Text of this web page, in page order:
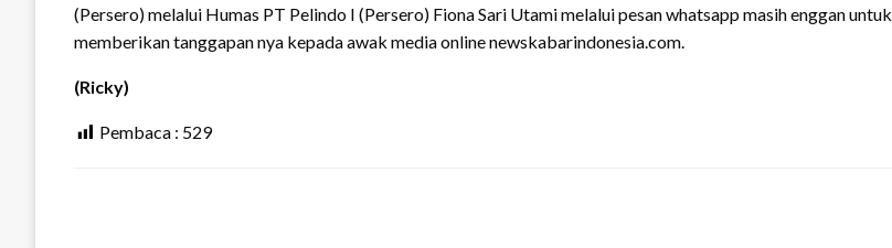
(Persero) melalui Humas PT Pelindo I (Persero) Fiona Sari Utami melalui pesan whatsapp masih enggan untuk
memberikan tanggapan nya kepada awak media online newskabarindonesia.com.
(Ricky)
Pembaca : 529